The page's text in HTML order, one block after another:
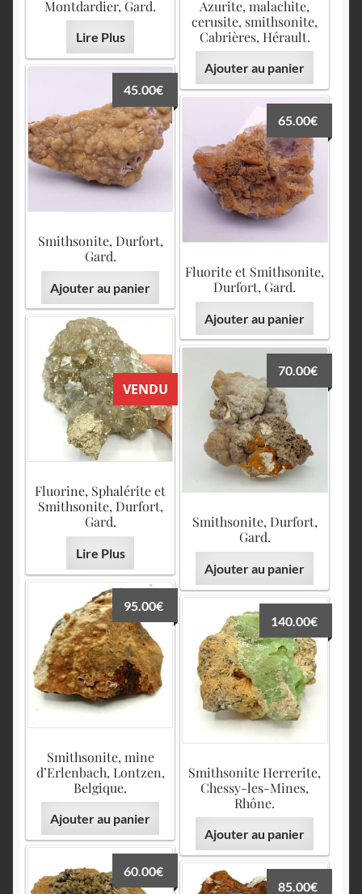
Montdardier, Gard.
Lire Plus
Azurite, malachite,
cerusite, smithsonite,
Cabrières, Hérault.
Ajouter au panier
Smithsonite, Durfort,
Gard.
45.00€
Ajouter au panier
Fluorite et Smithsonite,
Durfort, Gard.
65.00€
Ajouter au panier
VENDU
Fluorine, Sphalérite et
Smithsonite, Durfort,
Gard.
Lire Plus
Smithsonite, Durfort,
Gard.
70.00€
Ajouter au panier
Smithsonite, mine
d’Erlenbach, Lontzen,
Belgique.
95.00€
Ajouter au panier
Smithsonite Herrerite,
Chessy-les-Mines,
Rhône.
140.00€
Ajouter au panier
60.00€
85.00€